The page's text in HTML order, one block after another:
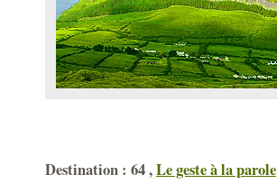
Destination : 64 ,Le geste à la parole